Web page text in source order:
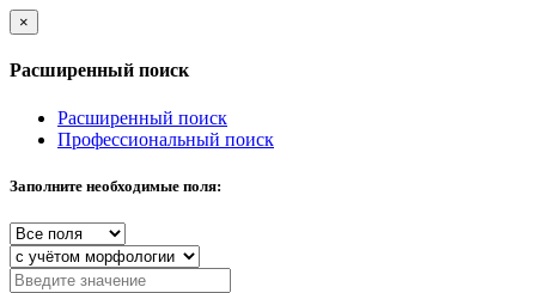
×
Расширенный поиск
Расширенный поиск
Профессиональный поиск
Заполните необходимые поля: